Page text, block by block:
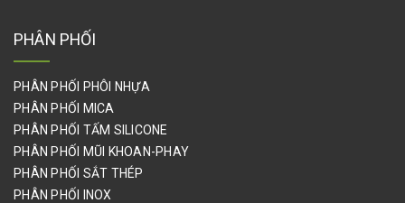
PHÂN PHỐI
PHÂN PHỐI PHÔI NHỰA
PHÂN PHỐI MICA
PHÂN PHỐI TẤM SILICONE
PHÂN PHỐI MŨI KHOAN-PHAY
PHÂN PHỐI SẮT THÉP
PHÂN PHỐI INOX